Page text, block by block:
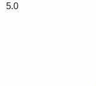
5.0